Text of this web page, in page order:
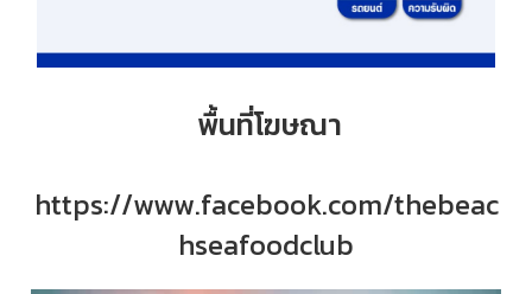
พื้นที่โฆษณา
https://www.facebook.com/thebeac
hseafoodclub